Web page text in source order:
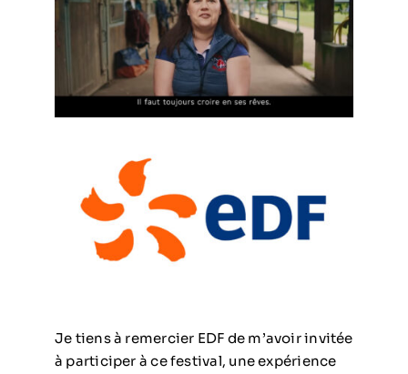
Je tiens à remercier EDF de m’avoir invitée
à participer à ce festival, une expérience